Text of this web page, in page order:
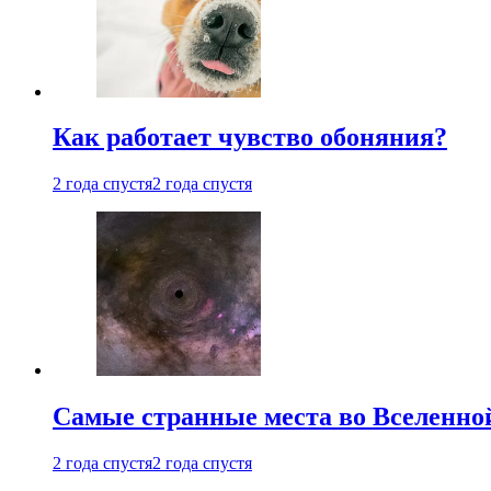
Как работает чувство обоняния?
2 года спустя2 года спустя
Самые странные места во
2 года спустя2 года спустя